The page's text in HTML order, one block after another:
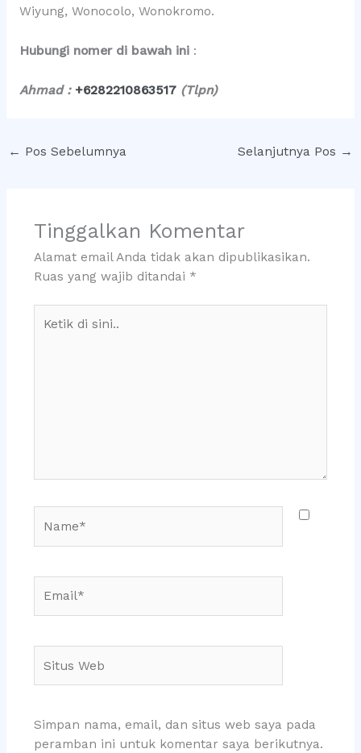
Wiyung, Wonocolo, Wonokromo.
Hubungi nomer di bawah ini :
Ahmad :+6282210863517 (Tlpn)
← Pos Sebelumnya Selanjutnya Pos →
Tinggalkan Komentar
Alamat email Anda tidak akan dipublikasikan.
Ruas yang wajib ditandai *
Web
Simpan nama, email, dan situs web saya pada
peramban ini untuk komentar saya berikutnya.